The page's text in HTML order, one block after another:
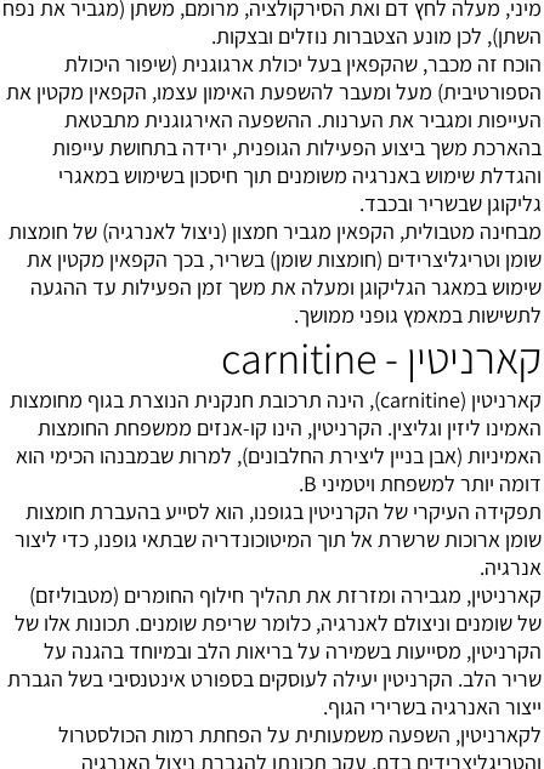
מיני, מעלה לחץ דם ואת הסירקולציה, מרומם, משתן (מגביר את נפח
השתן), לכן מונע הצטברות נוזלים ובצקות.
הוכח זה מכבר, שהקפאין בעל יכולת ארגוגנית (שיפור היכולת
הספורטיבית) מעל ומעבר להשפעת האימון עצמו, הקפאין מקטין את
העייפות ומגביר את הערנות. ההשפעה האירגוגנית מתבטאת
בהארכת משך ביצוע הפעילות הגופנית, ירידה בתחושת עייפות
והגדלת שימוש באנרגיה משומנים תוך חיסכון בשימוש במאגרי
גליקוגן שבשריר ובכבד.
מבחינה מטבולית, הקפאין מגביר חמצון (ניצול לאנרגיה) של חומצות
שומן וטריגליצרידים (חומצות שומן) בשריר, בכך הקפאין מקטין את
שימוש במאגר הגליקוגן ומעלה את משך זמן הפעילות עד ההגעה
לתשישות במאמץ גופני ממושך.
קארניטין - carnitine
קארניטין (carnitine), הינה תרכובת חנקנית הנוצרת בגוף מחומצות
האמינו ליזין וגליצין. הקרניטין, הינו קו-אנזים ממשפחת החומצות
האמיניות (אבן בניין ליצירת החלבונים), למרות שבמבנהו הכימי הוא
דומה יותר למשפחת ויטמיני B.
תפקידה העיקרי של הקרניטין בגופנו, הוא לסייע בהעברת חומצות
שומן ארוכות שרשרת אל תוך המיטוכונדריה שבתאי גופנו, כדי ליצור
אנרגיה.
קארניטין, מגבירה ומזרזת את תהליך חילוף החומרים (מטבוליזם)
של שומנים וניצולם לאנרגיה, כלומר שריפת שומנים. תכונות אלו של
הקרניטין, מסייעות בשמירה על בריאות הלב ובמיוחד בהגנה על
שריר הלב. הקרניטין יעילה לעוסקים בספורט אינטנסיבי בשל הגברת
ייצור האנרגיה בשרירי הגוף.
לקארניטין, השפעה משמעותית על הפחתת רמות הכולסטרול
והטריגליצרידים בדם, עקב תכונתו להגברת ניצול האנרגיה